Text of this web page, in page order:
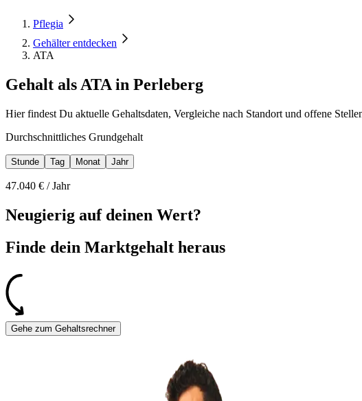
Pflegia
Gehälter entdecken
ATA
Gehalt als ATA in Perleberg
Hier findest Du aktuelle Gehaltsdaten, Vergleiche nach Standort und offene
Durchschnittliches Grundgehalt
Stunde Tag Monat Jahr
47.040 € /Jahr
Neugierig auf deinen Wert?
Finde dein Marktgehalt heraus
Gehe zum Gehaltsrechner